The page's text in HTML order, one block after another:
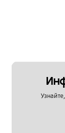
Приложения